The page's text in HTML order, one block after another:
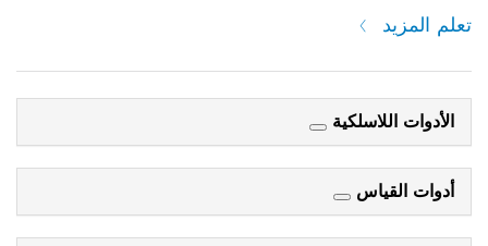
تعلم المزيد
الأدوات اللاسلكية
أدوات القياس